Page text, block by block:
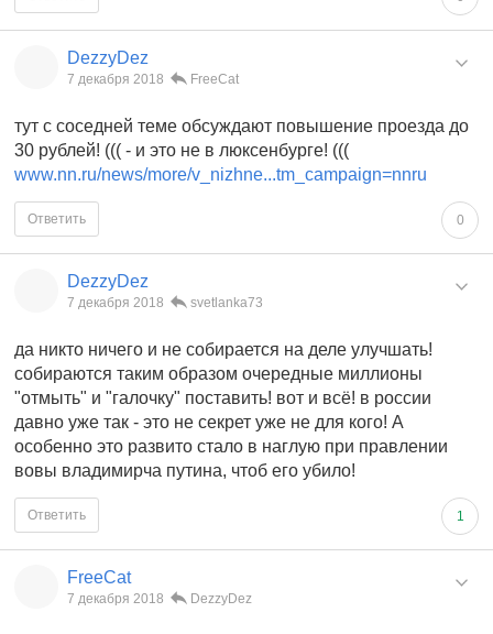
DezzyDez
7 декабря 2018 FreeCat
тут с соседней теме обсуждают повышение проезда до
30 рублей! ((( - и это не в люксенбурге! (((
www.nn.ru/news/more/v_nizhne...tm_campaign=nnru
0
Ответить
DezzyDez
7 декабря 2018 svetlanka73
да никто ничего и не собирается на деле улучшать!
собираются таким образом очередные миллионы
"отмыть" и "галочку" поставить! вот и всё! в россии
давно уже так - это не секрет уже не для кого! А
особенно это развито стало в наглую при правлении
вовы владимирча путина, чтоб его убило!
1
Ответить
FreeCat
7 декабря 2018 DezzyDez